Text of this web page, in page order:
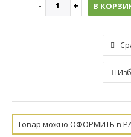
В
Товар можно ОФОРМИТЬ в